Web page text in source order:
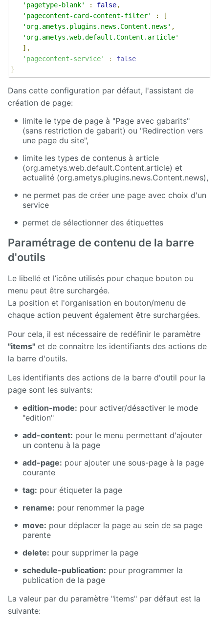
'pagetype-blank'
: false,
'pagecontent-card-content-filter'
:
[
'org.ametys.plugins.news.Content.news' ,
'org.ametys.web.default.Content.article'
],
'pagecontent-service'
:
false
}
Dans cette configuration par défaut, l'assistant de
création de page:
limite le type de page à "Page avec gabarits"
(sans restriction de gabarit) ou "Redirection vers
une page du site",
limite les types de contenus à article
(org.ametys.web.default.Content.article) et
actualité (org.ametys.plugins.news.Content.news),
ne permet pas de créer une page avec choix d'un
service
permet de sélectionner des étiquettes
Paramétrage de contenu de la barre
d'outils
Le libellé et l’icône utilisés pour chaque bouton ou
menu peut être surchargée.
La position et l'organisation en bouton/menu de
chaque action peuvent également être surchargées.
Pour cela, il est nécessaire de redéfinir le paramètre
"items" et de connaitre les identifiants des actions de
la barre d'outils.
Les identifiants des actions de la barre d'outil pour la
page sont les suivants:
edition-mode: pour activer/désactiver le mode
"edition"
add-content: pour le menu permettant d'ajouter
un contenu à la page
add-page: pour ajouter une sous-page à la page
courante
tag: pour étiqueter la page
rename: pour renommer la page
move: pour déplacer la page au sein de sa page
parente
delete: pour supprimer la page
schedule-publication: pour programmer la
publication de la page
La valeur par du paramètre "items" par défaut est la
suivante: